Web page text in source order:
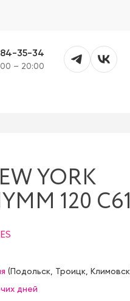
35-34
– 20:00
YORK
120 C61
(Подольск, Троицк, Климовск
дней